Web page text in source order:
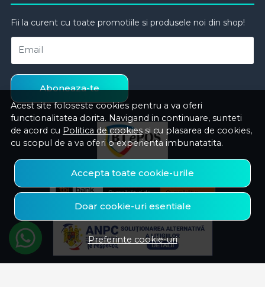
Acest site foloseste cookies pentru a va oferi
functionalitatea dorita. Navigand in continuare, sunteti
de acord cu Politica de cookies si cu plasarea de cookies,
cu scopul de a va oferi o experienta imbunatatita.
Accepta toate cookie-urile
Doar cookie-uri esentiale
Preferinte cookie-uri
Fii la curent cu toate promotiile si produsele noi din shop!
Email
Aboneaza-te